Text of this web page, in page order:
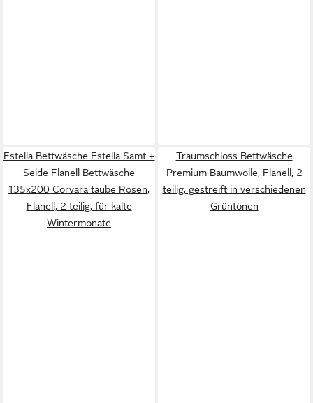
Estella Bettwäsche Estella Samt +
Seide Flanell Bettwäsche
135x200 Corvara taube Rosen,
Flanell, 2 teilig, für kalte
Wintermonate
Traumschloss Bettwäsche
Premium Baumwolle, Flanell, 2
teilig, gestreift in verschiedenen
Grüntönen